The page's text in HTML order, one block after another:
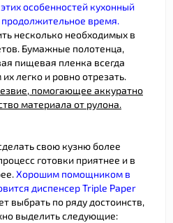
особенностей кухонный
продолжительное время.
несколько необходимых в
Бумажные полотенца,
пищевая пленка всегда
легко и ровно отрезать.
помогающее аккуратно
материала от рулона.
свою кузню более
готовки приятнее и в
Хорошим помощником в
диспенсер Triple Paper
выбрать по ряду достоинств,
выделить следующие: